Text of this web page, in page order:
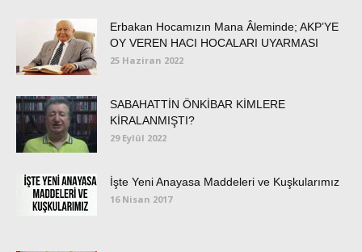
Erbakan Hocamızın Mana Âleminde; AKP’YE
OY VEREN HACI HOCALARI UYARMASI
25 Haziran 2022
SABAHATTİN ÖNKİBAR KİMLERE
KİRALANMIŞTI?
29 Eylül 2022
İşte Yeni Anayasa Maddeleri ve Kuşkularımız
16 Nisan 2017